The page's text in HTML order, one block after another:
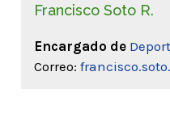
Francisco Soto R.
Encargado de
Correo: